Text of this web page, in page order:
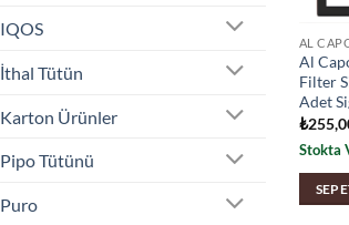
IQOS
İthal Tütün
Karton Ürünler
Pipo Tütünü
Puro
AL
Al
Filter
Adet
₺
Stokta